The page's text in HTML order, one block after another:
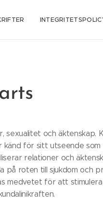
sexualitet och äktenskap.
känd för sitt utseende som
relationer och
på roten till sjukdom och
medvetet för att stimulera